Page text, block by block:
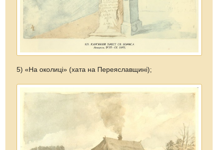
5) «На околиці» (хата на Переяславщині);